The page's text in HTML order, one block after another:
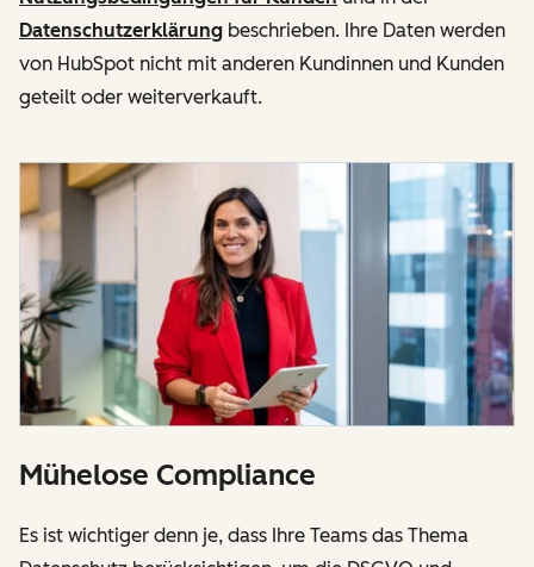
Datenschutzerklärung beschrieben. Ihre Daten werden
von HubSpot nicht mit anderen Kundinnen und Kunden
geteilt oder weiterverkauft.
Mühelose Compliance
Es ist wichtiger denn je, dass Ihre Teams das Thema